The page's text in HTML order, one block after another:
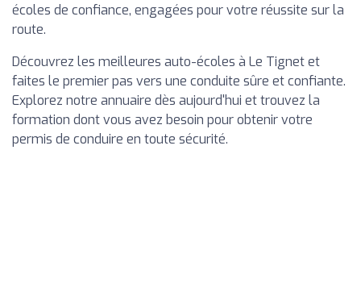
écoles de confiance, engagées pour votre réussite sur la
route.
Découvrez les meilleures auto-écoles à Le Tignet et
faites le premier pas vers une conduite sûre et confiante.
Explorez notre annuaire dès aujourd'hui et trouvez la
formation dont vous avez besoin pour obtenir votre
permis de conduire en toute sécurité.